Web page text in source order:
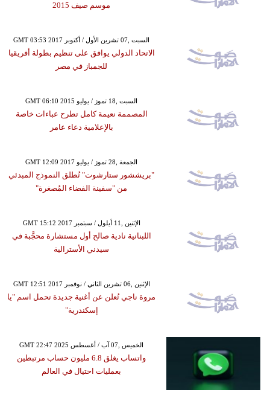
موسم صيف 2015
GMT 03:53 2017 السبت ,07 تشرين الأول / أكتوبر
الاتحاد الدولي يوافق على تنظيم بطولة أفريقيا
للجمباز في مصر
GMT 06:10 2015 السبت ,18 تموز / يوليو
المصممة نعيمة كامل تطرح عباءات خاصة
بالإعلامية دعاء عامر
GMT 12:09 2017 الجمعة ,28 تموز / يوليو
"بريششور ستارشوت" تُطلق النموذج المبدئي
من "سفينة الفضاء المُصغرة"
GMT 15:12 2017 الإثنين ,11 أيلول / سبتمبر
اللبنانية نادية صالح أول مستشارة محجَّبة في
سيدني الأسترالية
GMT 12:51 2017 الإثنين ,06 تشرين الثاني / نوفمبر
مروة ناجي تُعلن عن أغنية جديدة تحمل اسم "يا
إسكندرية"
GMT 22:47 2025 الخميس ,07 آب / أغسطس
واتساب يغلق 6.8 مليون حساب مرتبطين
بعمليات احتيال في العالم